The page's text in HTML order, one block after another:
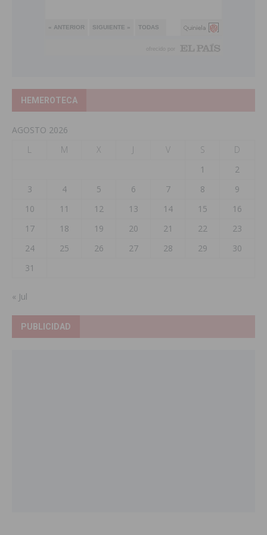
HEMEROTECA
AGOSTO 2026
L
M X J V S
D
1
2
3
4 5 6 7 8
9
10
11 12 13 14 15
16
17
18 19 20 21 22
23
24
25 26 27 28 29
30
31
« Jul
PUBLICIDAD